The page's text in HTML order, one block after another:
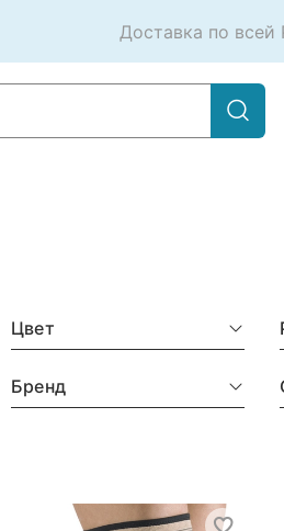
Доставка по всей
Цвет
Бренд